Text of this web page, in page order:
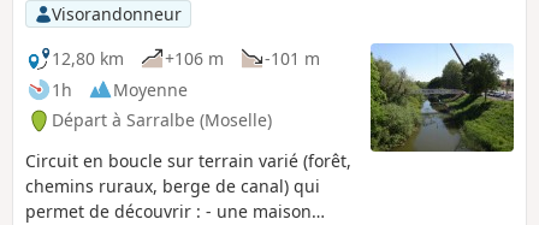
Visorandonneur
12,80 km
+106 m
-101 m
1h
Moyenne
Départ à Sarralbe (Moselle)
Circuit en boucle sur terrain varié (forêt,
chemins ruraux, berge de canal) qui
permet de découvrir : - une maison